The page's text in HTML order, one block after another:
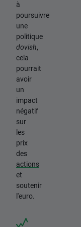
à
poursuivre
une
politique
dovish,
cela
pourrait
avoir
un
impact
négatif
sur
les
prix
des
actions
et
soutenir
l'euro.